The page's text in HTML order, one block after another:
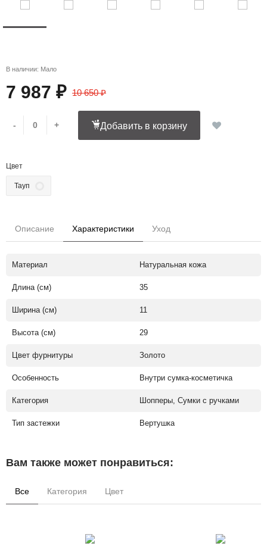
В наличии: Мало
7 987 ₽ 10 650 ₽
- + Добавить в корзину
Цвет
Тауп
Описание Характеристики Уход
Материал Натуральная кожа
Длина (см) 35
Ширина (см) 11
Высота (см) 29
Цвет фурнитуры Золото
Особенность Внутри сумка-косметичка
Категория Шопперы, Сумки с ручками
Тип застежки Вертушка
Вам также может понравиться:
Все Категория Цвет